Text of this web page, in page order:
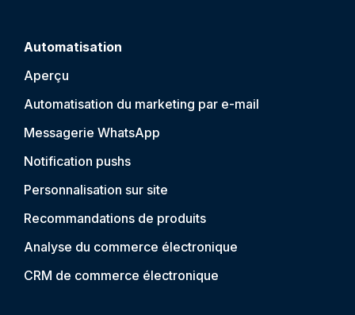
Automatisation
Aperçu
Automatisation du marketing par e-mail
Messagerie WhatsApp
Notification pushs
Personnalisation sur site
Recommandations de produits
Analyse du commerce électronique
CRM de commerce électronique